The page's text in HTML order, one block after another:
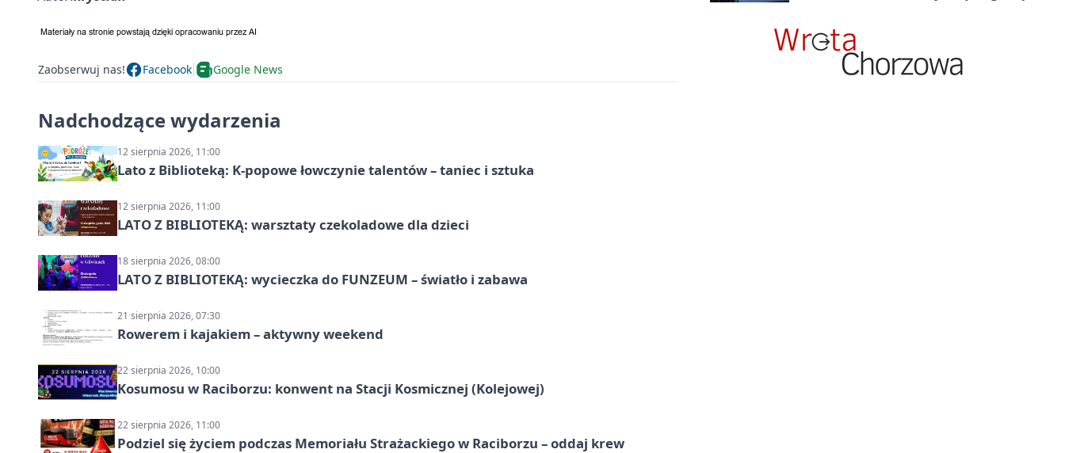
Zaobserwuj nas! Facebook Google News
Nadchodzące wydarzenia
12 sierpnia 2026, 11:00
Lato z Biblioteką: K-popowe łowczynie talentów – taniec i sztuka
12 sierpnia 2026, 11:00
LATO Z BIBLIOTEKĄ: warsztaty czekoladowe dla dzieci
18 sierpnia 2026, 08:00
LATO Z BIBLIOTEKĄ: wycieczka do FUNZEUM – światło i zabawa
21 sierpnia 2026, 07:30
Rowerem i kajakiem – aktywny weekend
22 sierpnia 2026, 10:00
Kosumosu w Raciborzu: konwent na Stacji Kosmicznej (Kolejowej)
22 sierpnia 2026, 11:00
Podziel się życiem podczas Memoriału Strażackiego w Raciborzu – oddaj krew